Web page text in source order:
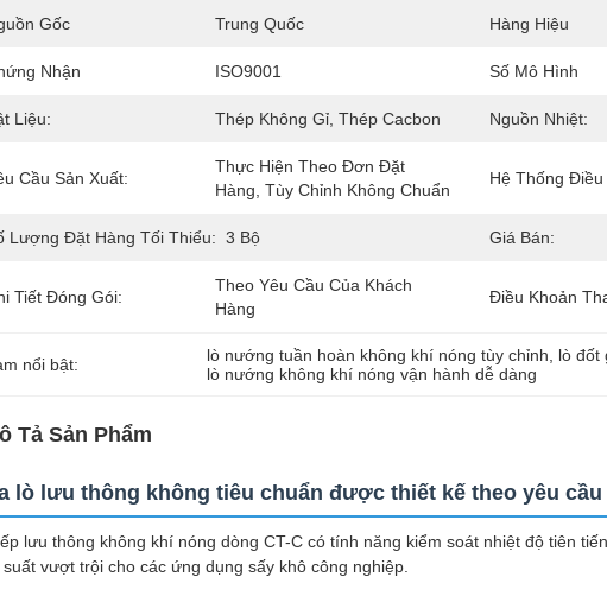
Gốc Trung Quốc Hàng Hiệu
Nhận ISO9001 Số Mô Hình
Liệu: Thép Không Gỉ, Thép Cacbon Nguồn Nhiệt:
Cầu Sản Xuất:
Thực Hiện Theo Đơn Đặt
Hàng, Tùy Chỉnh Không Chuẩn
Hệ Thống Điều
Lượng Đặt Hàng Tối Thiểu: 3 Bộ Giá Bán:
Tiết Đóng Gói:
Theo Yêu Cầu Của Khách
Hàng
Điều Khoản
nổi bật: lò nướng tuần hoàn không khí nóng tùy chỉnh lò đốt
lò nướng không khí nóng vận hành dễ dàng
Tả Sản Phẩm
lò lưu thông không tiêu chuẩn được thiết kế theo yêu cầu
lưu thông không khí nóng dòng CT-C có tính năng kiểm soát nhiệt độ tiên
vượt trội cho các ứng dụng sấy khô công nghiệp.